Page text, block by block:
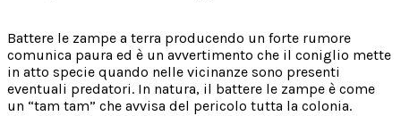
Battere le zampe a terra producendo un forte rumore
comunica paura ed è un avvertimento che il coniglio mette
in atto specie quando nelle vicinanze sono presenti
eventuali predatori. In natura, il battere le zampe è come
un “tam tam” che avvisa del pericolo tutta la colonia.